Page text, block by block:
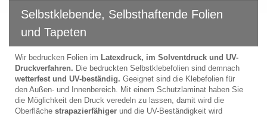
Selbstklebende, Selbsthaftende Folien
und Tapeten
Wir bedrucken Folien im Latexdruck, im Solventdruck und UV-
Druckverfahren. Die bedruckten Selbstklebefolien sind demnach
wetterfest und UV-beständig. Geeignet sind die Klebefolien für
den Außen- und Innenbereich. Mit einem Schutzlaminat haben Sie
die Möglichkeit den Druck veredeln zu lassen, damit wird die
Oberfläche strapazierfähiger und die UV-Beständigkeit wird